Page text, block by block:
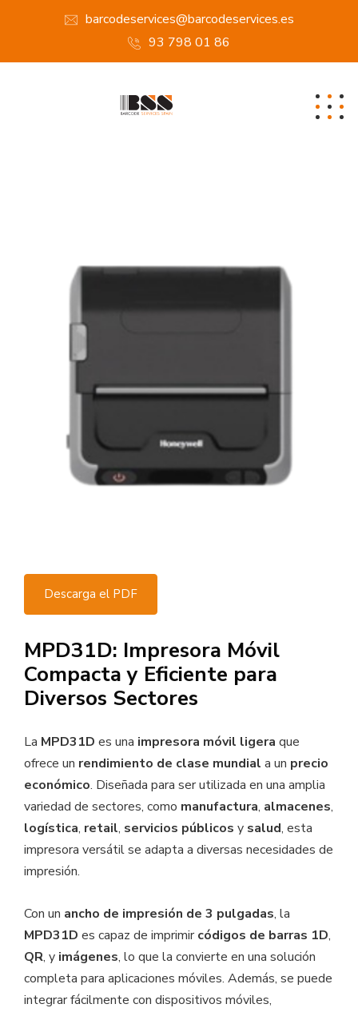
barcodeservices@barcodeservices.es
93 798 01 86
Descarga el PDF
MPD31D: Impresora Móvil
Compacta y Eficiente para
Diversos Sectores
La MPD31D es una impresora móvil ligera que
ofrece un rendimiento de clase mundial a un precio
económico. Diseñada para ser utilizada en una amplia
variedad de sectores, como manufactura, almacenes,
logística, retail, servicios públicos y salud, esta
impresora versátil se adapta a diversas necesidades de
impresión.
Con un ancho de impresión de 3 pulgadas, la
MPD31D es capaz de imprimircódigos de barras 1D,
QR, y imágenes, lo que la convierte en una solución
completa para aplicaciones móviles. Además, se puede
integrar fácilmente con dispositivos móviles,